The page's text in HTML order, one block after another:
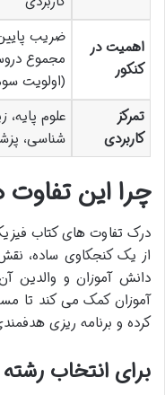
اهمیت در
کنکور
ضریب
مجموع
(اولویت
تمرکز
کاربردی
علوم
شناسی،
چرا این
درک تفاوت های کتاب
از یک کنجکاوی ساده،
دانش آموزان و والدین
آموزان کمک می کند تا
کرده و برنامه ریزی
برای انتخاب رشته